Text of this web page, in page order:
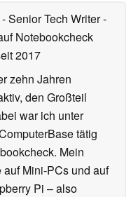
- Senior Tech Writer-
Notebookcheck
2017
zehn Jahren
den Großteil
war ich unter
tätig
Mein
Mini-PCs und auf
Pi – also